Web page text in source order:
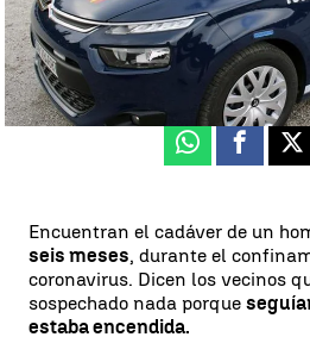
Antena 3 Noticias Palma
Publicado: 02 de noviembre de
Whatsapp X
Encuentran el cadáver de un
seis meses, durante el
coronavirus. Dicen los vecinos
sospechado nada porque
estaba encendida.